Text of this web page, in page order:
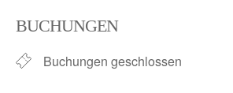
BUCHUNGEN
Buchungen geschlossen